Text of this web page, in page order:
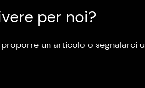
per noi?
un articolo o segnalarci